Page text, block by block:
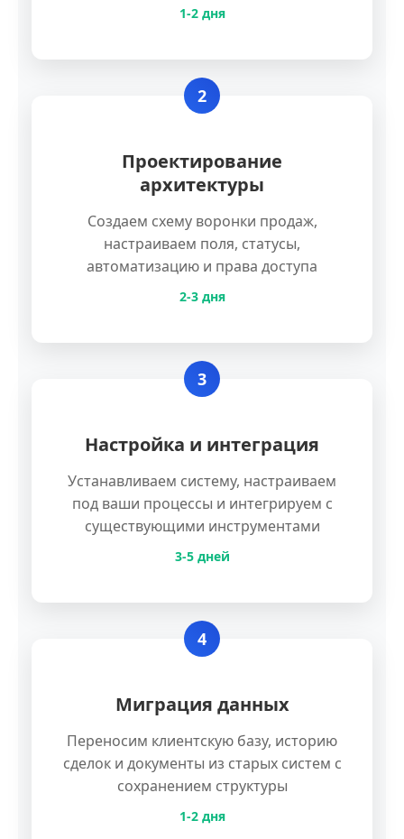
1-2 дня
2
Проектирование
архитектуры
Создаем схему воронки продаж,
настраиваем поля, статусы,
автоматизацию и права доступа
2-3 дня
3
Настройка и интеграция
Устанавливаем систему, настраиваем
под ваши процессы и интегрируем с
существующими инструментами
3-5 дней
4
Миграция данных
Переносим клиентскую базу, историю
сделок и документы из старых систем с
сохранением структуры
1-2 дня